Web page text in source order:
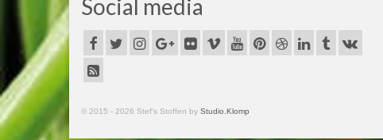
Social media
© 2015 - 2026 Stef's Stoffen by Studio.Klomp